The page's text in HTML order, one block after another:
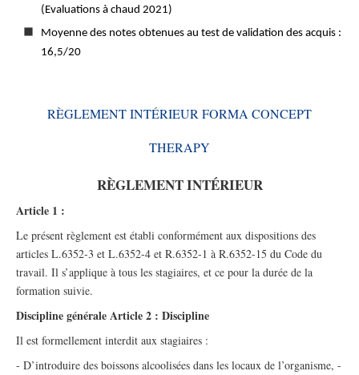
(Evaluations à chaud 2021)
Moyenne des notes obtenues au test de validation des acquis :
16,5/20
RÈGLEMENT INTÉRIEUR FORMA CONCEPT
THERAPY
RÈGLEMENT INTÉRIEUR
Article 1 :
Le présent règlement est établi conformément aux dispositions des
articles L.6352-3 et L.6352-4 et R.6352-1 à R.6352-15 du Code du
travail. Il s’applique à tous les stagiaires, et ce pour la durée de la
formation suivie.
Discipline générale Article 2 : Discipline
Il est formellement interdit aux stagiaires :
- D’introduire des boissons alcoolisées dans les locaux de l’organisme, -